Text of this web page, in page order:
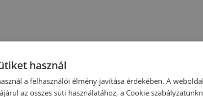
használ
a felhasználói élmény javítása érdekében. A
az összes süti használatához, a Cookie